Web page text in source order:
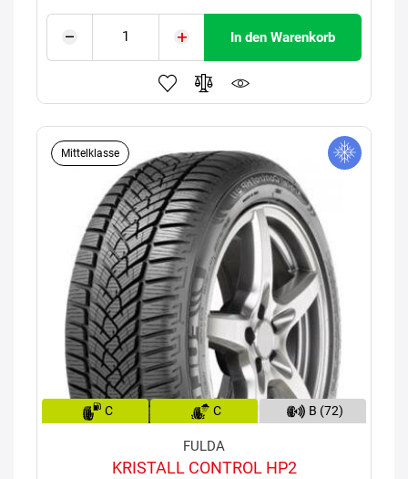
In den Warenkorb
Mittelklasse
C C B (72)
FULDA
KRISTALL CONTROL HP2